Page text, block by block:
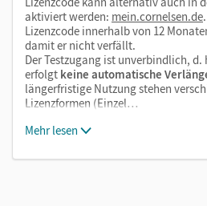
Jederzeit unkompliziert
Viele digitale Funktionen
Lernen:
Notizen erstellen
Markierungen setzen
aktiviert werden: mein.cornelsen.de
Lizenzcode innerhalb von 12
damit er nicht verfällt.
Der Testzugang ist unverbindlich, d.
erfolgt keine automatische
längerfristige Nutzung stehen
Lizenzformen (Einzel…
Mehr lesen